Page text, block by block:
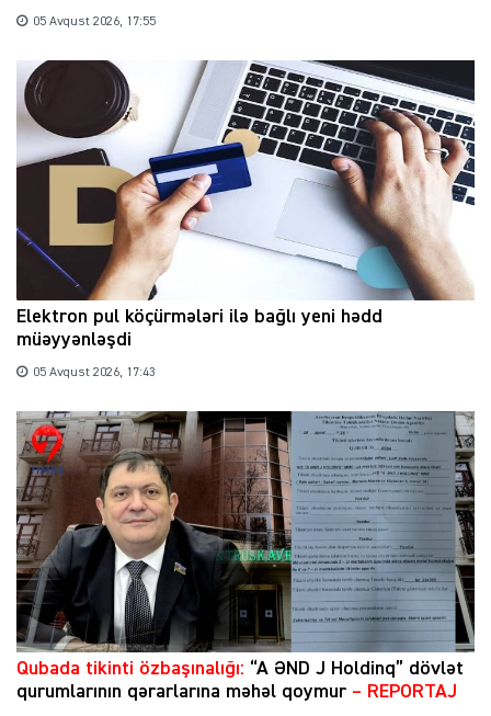
05 Avqust 2026, 17:55
Elektron pul köçürmələri ilə bağlı yeni hədd
müəyyənləşdi
05 Avqust 2026, 17:43
Qubada tikinti özbaşınalığı: “A ƏND J Holdinq” dövlət
qurumlarının qərarlarına məhəl qoymur – REPORTAJ